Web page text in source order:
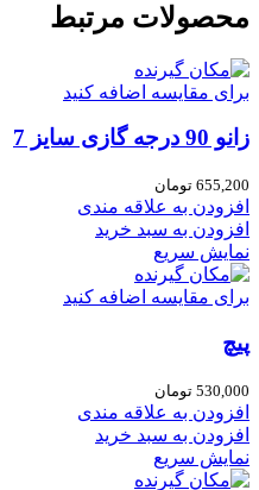
محصولات مرتبط
برای مقایسه اضافه کنید
زانو 90 درجه گازی سایز 7
655,200 تومان
افزودن به علاقه مندی
افزودن به سبد خرید
نمایش سریع
برای مقایسه اضافه کنید
پیچ
530,000 تومان
افزودن به علاقه مندی
افزودن به سبد خرید
نمایش سریع